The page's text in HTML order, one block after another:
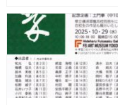
2025/10/21
願の初制覇！第
2025/10/08
【イベント】 「
知らせ
2025/09/22
【同期会情報（
のお知らせ
2025/09/09
【クラブだより（